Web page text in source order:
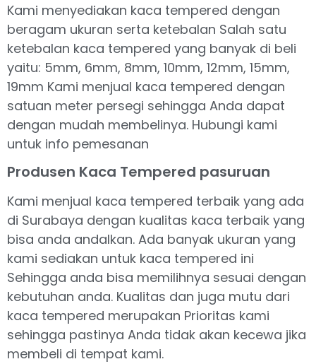
Kami menyediakan kaca tempered dengan
beragam ukuran serta ketebalan Salah satu
ketebalan kaca tempered yang banyak di beli
yaitu: 5mm, 6mm, 8mm, 10mm, 12mm, 15mm,
19mm Kami menjual kaca tempered dengan
satuan meter persegi sehingga Anda dapat
dengan mudah membelinya. Hubungi kami
untuk info pemesanan
Produsen Kaca Tempered pasuruan
Kami menjual kaca tempered terbaik yang ada
di Surabaya dengan kualitas kaca terbaik yang
bisa anda andalkan. Ada banyak ukuran yang
kami sediakan untuk kaca tempered ini
Sehingga anda bisa memilihnya sesuai dengan
kebutuhan anda. Kualitas dan juga mutu dari
kaca tempered merupakan Prioritas kami
sehingga pastinya Anda tidak akan kecewa jika
membeli di tempat kami.